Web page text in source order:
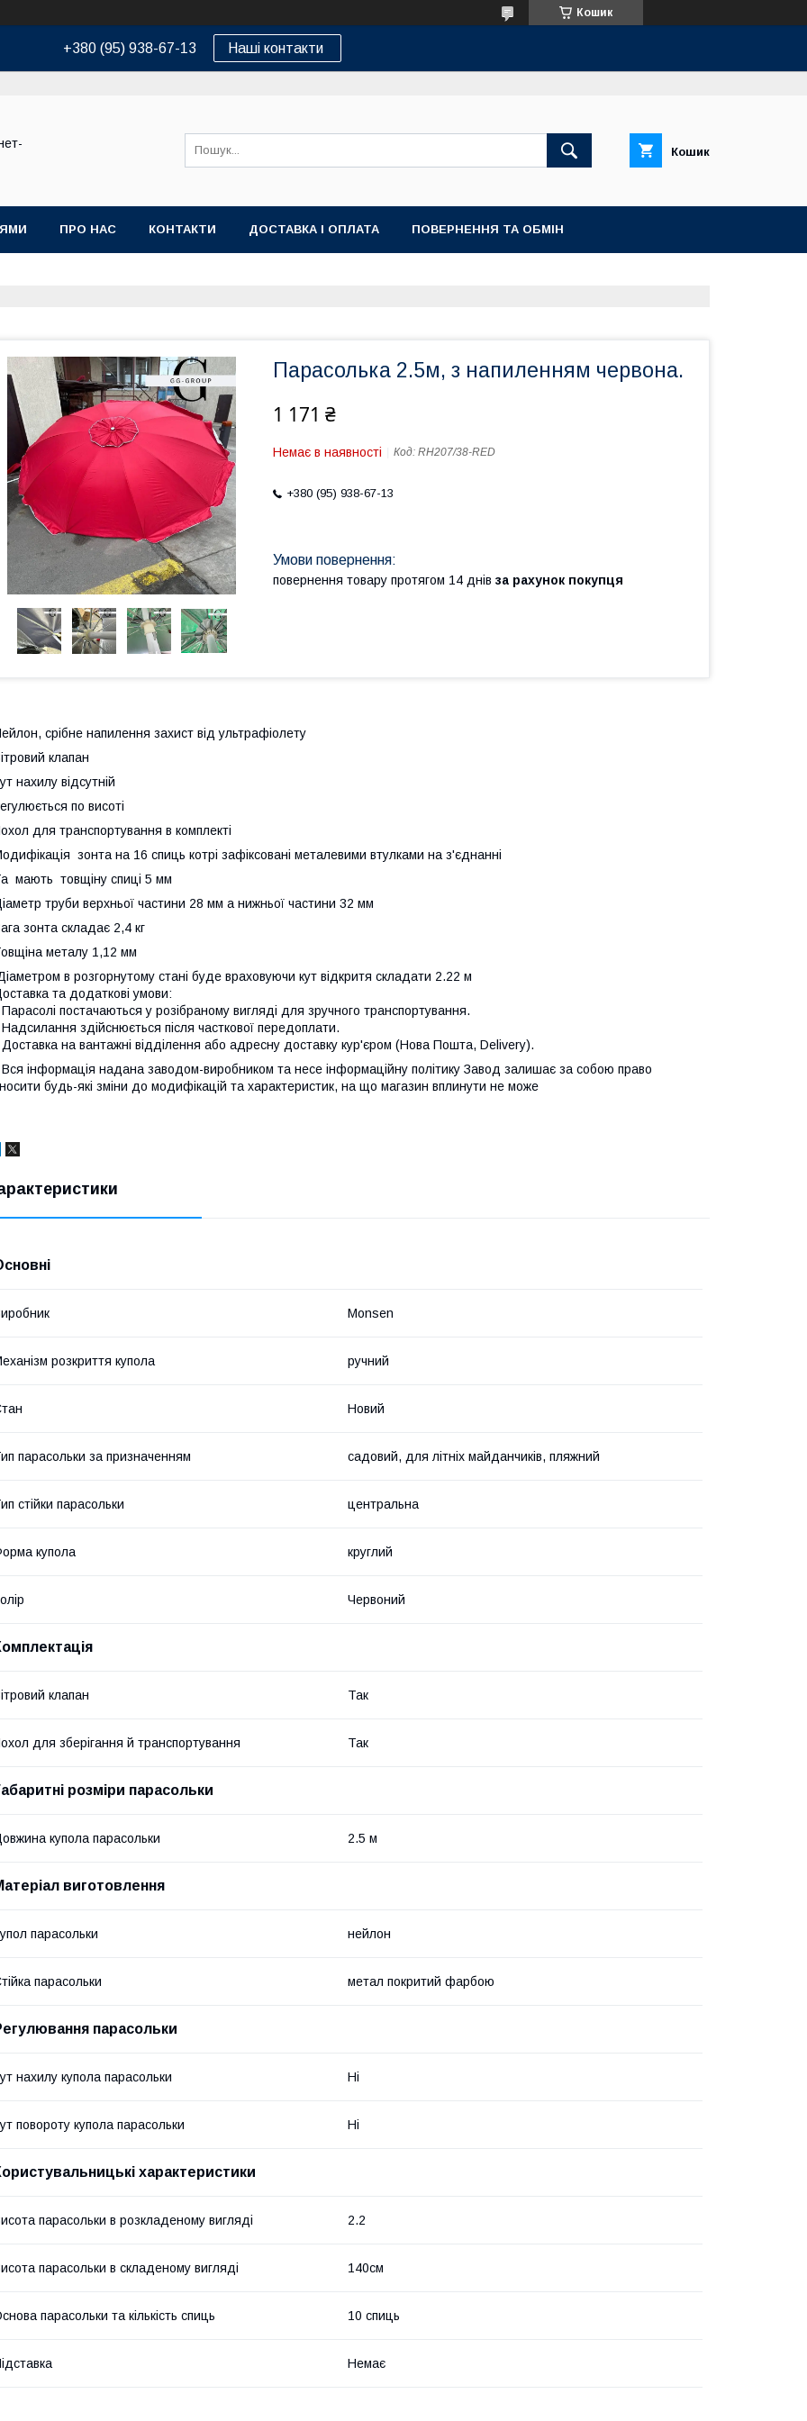
Кошик
+380 (95) 938-67-13 Наші контакти
Кошик
ПРО НАС КОНТАКТИ ДОСТАВКА І ОПЛАТА ПОВЕРНЕННЯ ТА ОБМІН
Парасолька 2.5м, з напиленням червона.
1 171 ₴
Немає в наявності Код: RH207/38-RED
+380 (95) 938-67-13
повернення товару протягом 14 днів за рахунок покупця
срібне напилення захист від ультрафіолету
клапан
нахилу відсутній
по висоті
для транспортування в комплекті
зонта на 16 спиць котрі зафіксовані металевими втулками на з'єднанні
мають товщіну спиці 5 мм
труби верхньої частини 28 мм а нижньої частини 32 мм
зонта складає 2,4 кг
металу 1,12 мм
в розгорнутому стані буде враховуючи кут відкритя складати 2.22 м
та додаткові умови:
Парасолі постачаються у розібраному вигляді для зручного транспортування.
Надсилання здійснюється після часткової передоплати.
Доставка на вантажні відділення або адресну доставку кур'єром (Нова Пошта, Delivery).
інформація надана заводом-виробником та несе інформаційну політику Завод залишає за собою право
будь-які зміни до модифікацій та характеристик, на що магазин вплинути не може
Monsen
розкриття купола ручний
Новий
парасольки за призначенням садовий, для літніх майданчиків, пляжний
стійки парасольки центральна
купола круглий
Червоний
клапан Так
для зберігання й транспортування Так
розміри парасольки
купола парасольки 2.5 м
виготовлення
парасольки нейлон
парасольки метал покритий фарбою
парасольки
нахилу купола парасольки Ні
повороту купола парасольки Ні
характеристики
парасольки в розкладеному вигляді 2.2
парасольки в складеному вигляді 140см
парасольки та кількість спиць 10 спиць
Немає